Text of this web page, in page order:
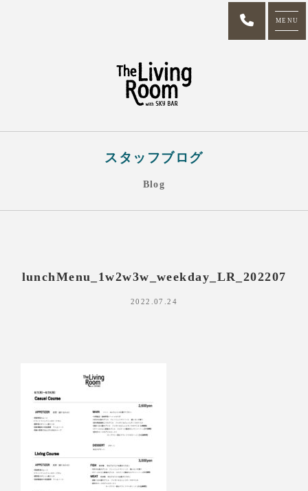
MENU
スタッフブログ
Blog
lunchMenu_1w2w3w_weekday_LR_202207
2022.07.24